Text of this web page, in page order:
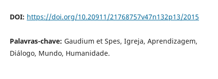
DOI: https://doi.org/10.20911/21768757v47n132p13/2015
Palavras-chave: Gaudium et Spes, Igreja, Aprendizagem,
Diálogo, Mundo, Humanidade.